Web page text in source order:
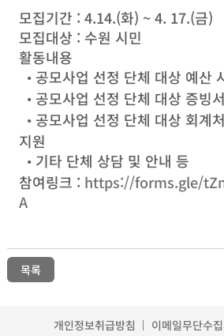
모집기간 : 4.14.(화) ~ 4. 17.(금)
모집대상 : 수원 시민
활동내용
• 공모사업 선정 단체 대상 예산
• 공모사업 선정 단체 대상 증빙
• 공모사업 선정 단체 대상 회계
지원
• 기타 단체 상담 및 안내 등
참여링크 : https://forms.gle/
A
목록
개인정보취급방침 이메일무단수